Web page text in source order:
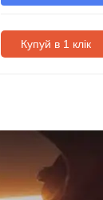
Купуй в 1 клік